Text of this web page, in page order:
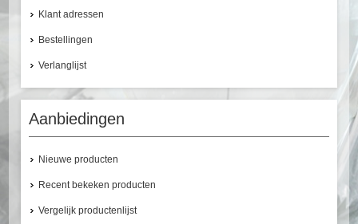
Klant adressen
Bestellingen
Verlanglijst
Aanbiedingen
Nieuwe producten
Recent bekeken producten
Vergelijk productenlijst